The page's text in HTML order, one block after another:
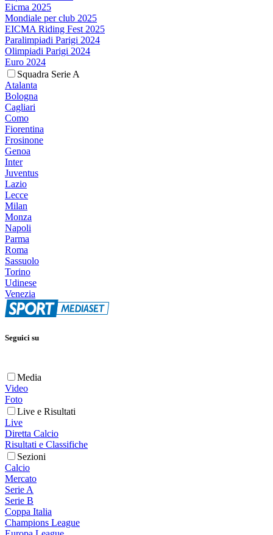
Eicma 2025
Mondiale per club 2025
EICMA Riding Fest 2025
Paralimpiadi Parigi 2024
Olimpiadi Parigi 2024
Euro 2024
Squadra Serie A
Atalanta
Bologna
Cagliari
Como
Fiorentina
Frosinone
Genoa
Inter
Juventus
Lazio
Lecce
Milan
Monza
Napoli
Parma
Roma
Sassuolo
Torino
Udinese
Venezia
Seguici su
Media
Video
Foto
Live e Risultati
Live
Diretta Calcio
Risultati e Classifiche
Sezioni
Calcio
Mercato
Serie A
Serie B
Coppa Italia
Champions League